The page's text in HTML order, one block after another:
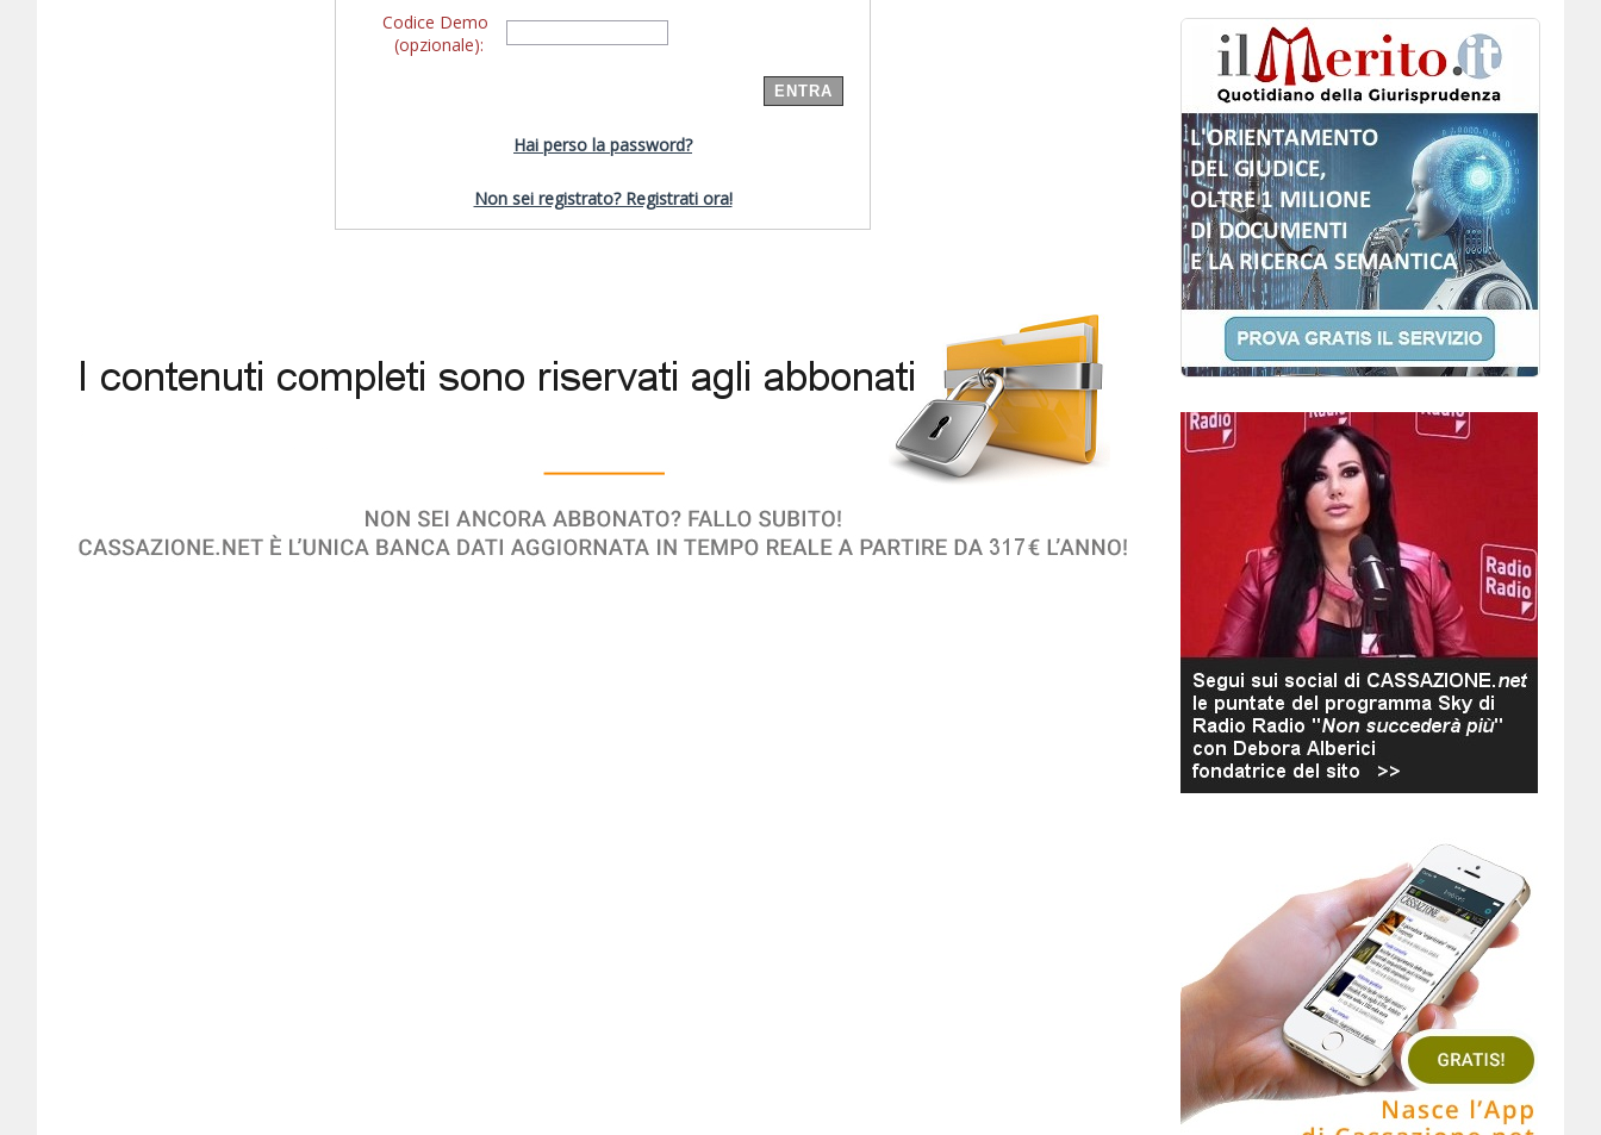
Codice Demo
(opzionale):
Hai perso la password?
Non sei registrato? Registrati ora!